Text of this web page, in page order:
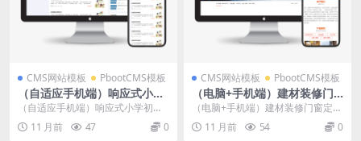
CMS网站模板 PbootCMS模板
（自适应手机端）响应式小学
初中作文网站pbootcms模板
文章资讯论文作文个人博客网
站源码下载
（自适应手机端）响应式小学初中
作文网站pbootcms模板文章资讯论
文作文个人博...
11 月前 47 0
CMS网站模板 PbootCMS模板
（电脑+手机端）建材装修门
窗定制pbootcms网站模板
（PC+WAP）铝合金门窗网站
H5源码下载
（电脑+手机端）建材装修门窗定制
pbootcms网站模板（PC+WAP）铝
合金门...
11 月前 54 0